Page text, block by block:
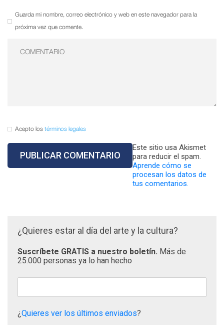
Guarda mi nombre, correo electrónico y web en este navegador para la
próxima vez que comente.
Acepto los términos legales
Este sitio usa Akismet
para reducir el spam.
Aprende cómo se
procesan los datos de
tus comentarios.
¿Quieres estar al día del arte y la cultura?
Suscríbete GRATIS a nuestro boletín. Más de
25.000 personas ya lo han hecho
¿Quieres ver los últimos enviados?